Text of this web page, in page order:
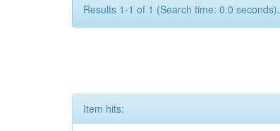
Results 1-1 of 1 (Search time: 0.0 seconds).
Item hits: